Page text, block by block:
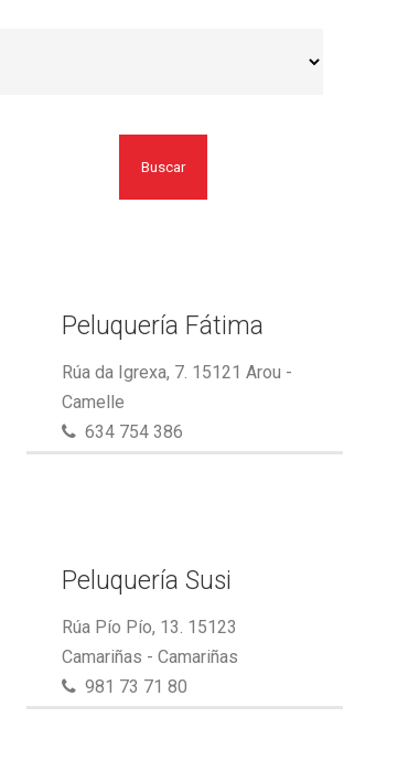
Buscar
Peluquería Fátima
Rúa da Igrexa, 7. 15121 Arou -
Camelle
634 754 386
Peluquería Susi
Rúa Pío Pío, 13. 15123
Camariñas - Camariñas
981 73 71 80